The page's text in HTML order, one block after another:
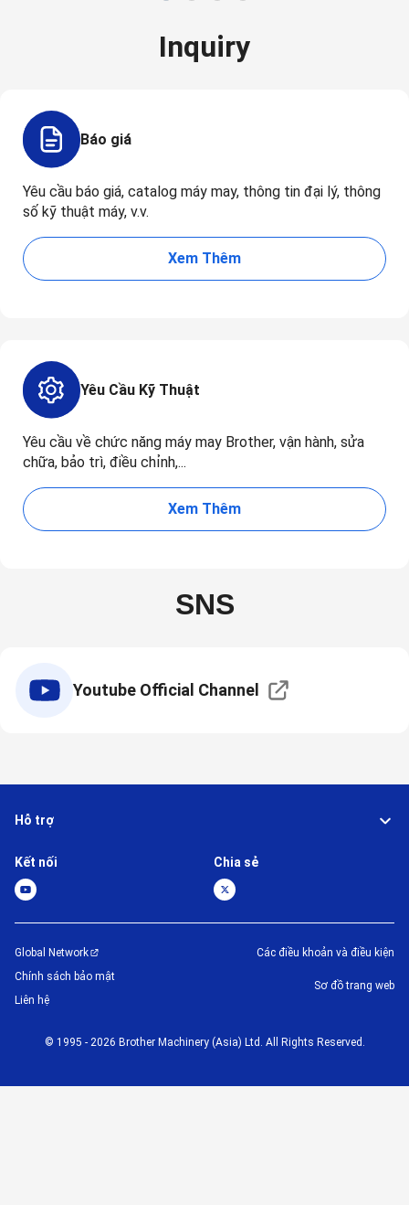
Inquiry
Báo giá
Yêu cầu báo giá, catalog máy may, thông tin đại lý, thông
số kỹ thuật máy, v.v.
Xem Thêm
Yêu Cầu Kỹ Thuật
Yêu cầu về chức năng máy may Brother, vận hành, sửa
chữa, bảo trì, điều chỉnh,...
Xem Thêm
SNS
Youtube Official Channel
Hỗ trợ
Kết nối Chia sẻ
Global Network
Chính sách bảo mật
Liên hệ
Các điều khoản và điều kiện
Sơ đồ trang web
© 1995 - 2026 Brother Machinery (Asia) Ltd. All Rights Reserved.